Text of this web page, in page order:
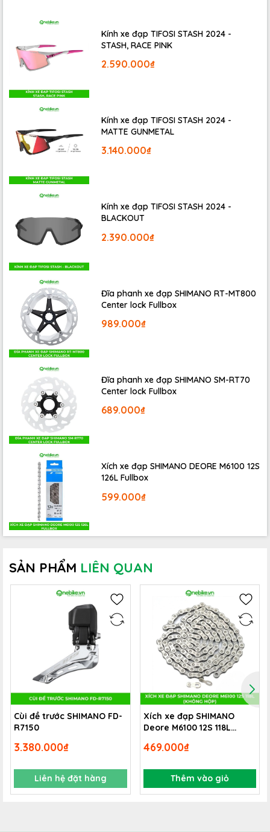
PedanEggbeater 2là dòng pedal can (cá / clipless)
cho MTB hiệu năng cao của hãng Crankbrothers, với
thiết kế đơn giản, độc đáo và trọng lượng nhẹ, phù hơp
được thiết kế để ra vào can từ 4 phía - với khả năng
thoát bùn đất cực kì hiệu quả.
Kính xe đạp TIFOSI STASH 2024 -
STASH, RACE PINK
2.590.000₫
Kính xe đạp TIFOSI STASH 2024 -
MATTE GUNMETAL
3.140.000₫
Kính xe đạp TIFOSI STASH 2024 -
BLACKOUT
2.390.000₫
Đĩa phanh xe đạp SHIMANO RT-MT800
Center lock Fullbox
989.000₫
Đĩa phanh xe đạp SHIMANO SM-RT70
Center lock Fullbox
689.000₫
Xích xe đạp SHIMANO DEORE M6100 12S
126L Fullbox
599.000₫
SẢN PHẨM LIÊN QUAN
Cùi đề trước SHIMANO FD-
R7150
3.380.000₫
Liên hệ đặt hàng
Xích xe đạp SHIMANO
Deore M6100 12S 118L
469.000₫
Thêm vào giỏ